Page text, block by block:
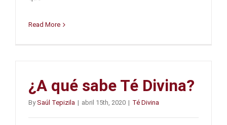
Read More
¿A qué sabe Té Divina?
BySaúl Tepizila | abril 15th, 2020 | Té Divina